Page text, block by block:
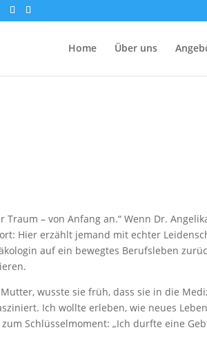
Home Über uns
– von Anfang an.“ Wenn Dr.
Hier erzählt jemand mit echter
auf ein bewegtes Berufsleben
wusste sie früh, dass sie in die
Ich wollte erleben, wie neues
Schlüsselmoment: „Ich durfte eine